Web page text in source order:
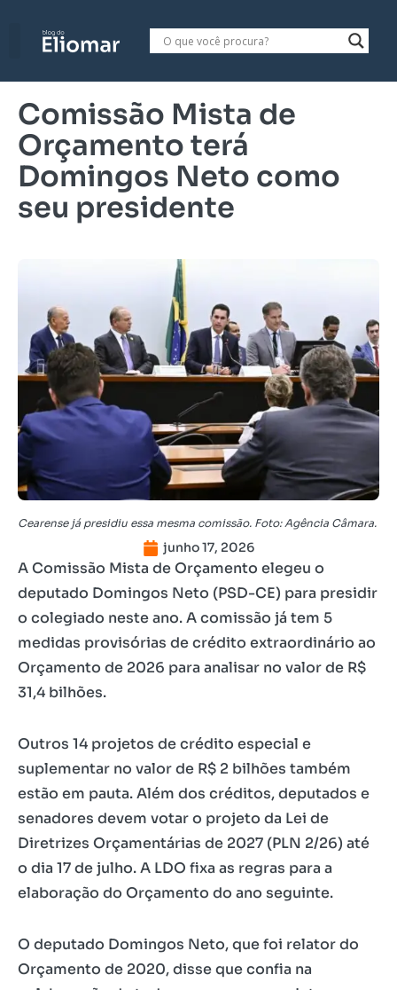
Comissão Mista de
Orçamento terá
Domingos Neto como
seu presidente
Cearense já presidiu essa mesma comissão. Foto: Agência Câmara.
junho 17, 2026
A Comissão Mista de Orçamento elegeu o
deputado Domingos Neto (PSD-CE) para presidir
o colegiado neste ano. A comissão já tem 5
medidas provisórias de crédito extraordinário ao
Orçamento de 2026 para analisar no valor de R$
31,4 bilhões.
Outros 14 projetos de crédito especial e
suplementar no valor de R$ 2 bilhões também
estão em pauta. Além dos créditos, deputados e
senadores devem votar o projeto da Lei de
Diretrizes Orçamentárias de 2027 (PLN 2/26) até
o dia 17 de julho. A LDO fixa as regras para a
elaboração do Orçamento do ano seguinte.
O deputado Domingos Neto, que foi relator do
Orçamento de 2020, disse que confia na